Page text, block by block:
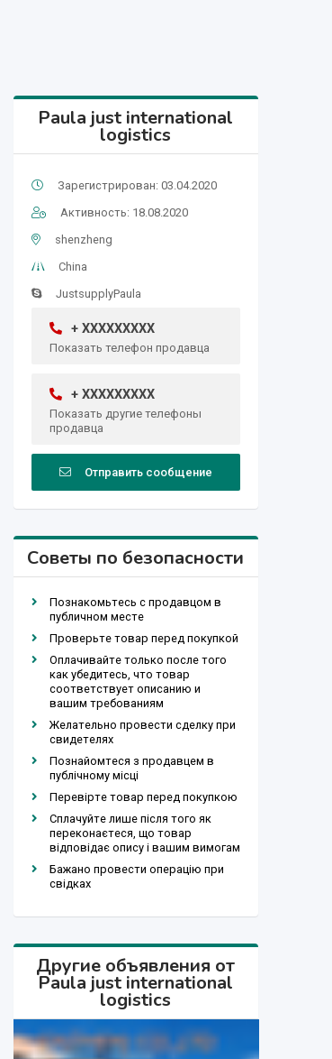
Paula just international
logistics
Зарегистрирован: 03.04.2020
Активность: 18.08.2020
shenzheng
China
JustsupplyPaula
+ XXXXXXXXX
Показать телефон продавца
+ XXXXXXXXX
Показать другие телефоны
продавца
Отправить сообщение
Советы по безопасности
Познакомьтесь с продавцом в
публичном месте
Проверьте товар перед покупкой
Оплачивайте только после того
как убедитесь, что товар
соответствует описанию и
вашим требованиям
Желательно провести сделку при
свидетелях
Познайомтеся з продавцем в
публічному місці
Перевірте товар перед покупкою
Сплачуйте лише після того як
переконаєтеся, що товар
відповідає опису і вашим вимогам
Бажано провести операцію при
свідках
Другие объявления от
Paula just international
logistics